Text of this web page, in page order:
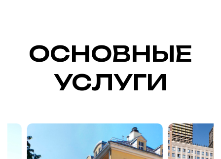
ОСНОВНЫЕ
УСЛУГИ